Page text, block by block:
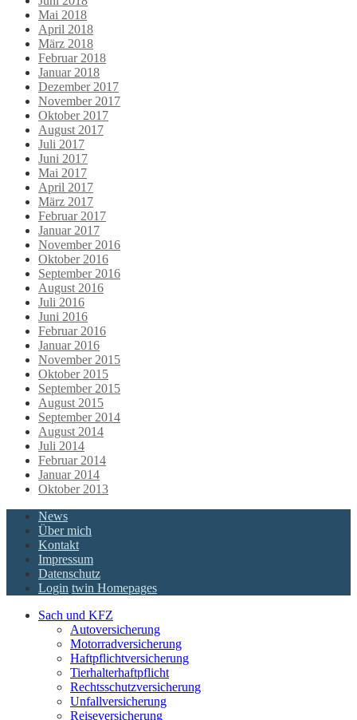
Mai 2018
April 2018
März 2018
Februar 2018
Januar 2018
Dezember 2017
November 2017
Oktober 2017
August 2017
Juli 2017
Juni 2017
Mai 2017
April 2017
März 2017
Februar 2017
Januar 2017
November 2016
Oktober 2016
September 2016
August 2016
Juli 2016
Juni 2016
Februar 2016
Januar 2016
November 2015
Oktober 2015
September 2015
August 2015
September 2014
August 2014
Juli 2014
Februar 2014
Januar 2014
Oktober 2013
News
Über mich
Kontakt
Impressum
Datenschutz
Login twin Homepages
Sach und KFZ
Autoversicherung
Motorradversicherung
Haftpflichtversicherung
Tierhalterhaftpflicht
Rechtsschutzversicherung
Unfallversicherung
Reiseversicherung